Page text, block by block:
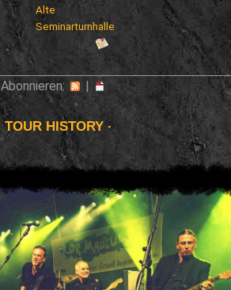
Alte
Seminarturnhalle
Abonnieren: |
TOUR HISTORY